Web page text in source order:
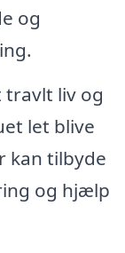
og
travlt liv og
let blive
kan tilbyde
og hjælp